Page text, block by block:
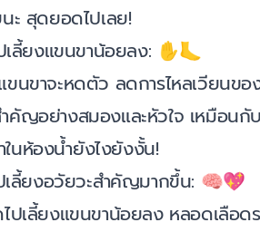
ะ สุดยอดไปเลย!
เลี้ยงแขนขาน้อยลง: ✋🦶
นขาจะหดตัว ลดการไหลเวียนข
คัญอย่างสมองและหัวใจ เหมือนกั
นห้องน้ำยังไงยังงั้น!
เลี้ยงอวัยวะสำคัญมากขึ้น: 🧠💖
ปเลี้ยงแขนขาน้อยลง หลอดเลือ